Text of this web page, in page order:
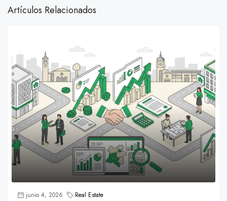
Artículos Relacionados
junio 4, 2026 Real Estate